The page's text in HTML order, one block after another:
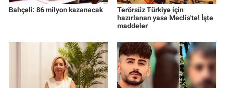
Bahçeli: 86 milyon kazanacak
Terörsüz Türkiye için
hazırlanan yasa Meclis'te! İşte
maddeler